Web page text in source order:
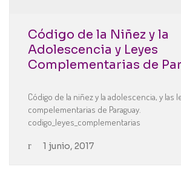
Código de la Niñez y la
Adolescencia y Leyes
Complementarias de
Código de la niñez y la adolescencia, y las
compelementarias de Paraguay.
codigo_leyes_complementarias
1 junio, 2017